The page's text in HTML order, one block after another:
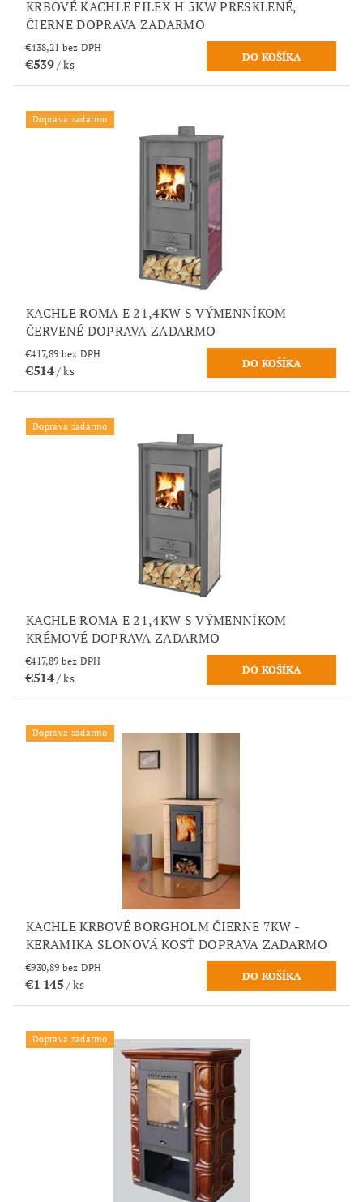
KRBOVÉ KACHLE FILEX H 5KW PRESKLENÉ,
ČIERNE DOPRAVA ZADARMO
€438,21 bez DPH
€539/ ks
Doprava zadarmo
KACHLE ROMA E 21,4KW S VÝMENNÍKOM
ČERVENÉ DOPRAVA ZADARMO
€417,89 bez DPH
€514/ ks
Doprava zadarmo
KACHLE ROMA E 21,4KW S VÝMENNÍKOM
KRÉMOVÉ DOPRAVA ZADARMO
€417,89 bez DPH
€514/ ks
Doprava zadarmo
KACHLE KRBOVÉ BORGHOLM ČIERNE 7KW -
KERAMIKA SLONOVÁ KOSŤ DOPRAVA ZADARMO
€930,89 bez DPH
€1 145 / ks
Doprava zadarmo